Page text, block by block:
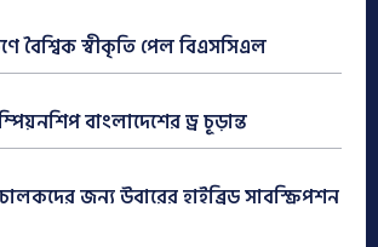
বৈশ্বিক স্বীকৃতি পেল বিএসসিএল
বাংলাদেশের ড্র চূড়ান্ত
জন্য উবারের হাইব্রিড সাবস্ক্রিপশন